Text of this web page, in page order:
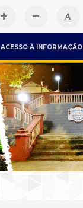
ACESSO À INFORMAÇÃO